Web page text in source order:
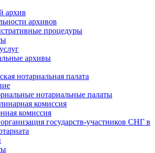
архив
архивов
процедуры
архивы
нотариальная палата
нотариальные палаты
комиссия
комиссия
государств-участников СНГ в